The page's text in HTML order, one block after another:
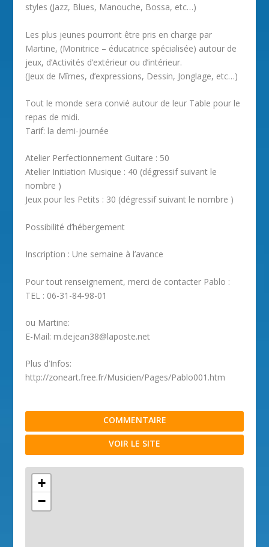
styles (Jazz, Blues, Manouche, Bossa, etc…)
Les plus jeunes pourront être pris en charge par
Martine, (Monitrice – éducatrice spécialisée) autour de
jeux, d’Activités d’extérieur ou d’intérieur.
(Jeux de Mîmes, d’expressions, Dessin, Jonglage, etc…)
Tout le monde sera convié autour de leur Table pour le
repas de midi.
Tarif: la demi-journée
Atelier Perfectionnement Guitare : 50
Atelier Initiation Musique : 40 (dégressif suivant le
nombre )
Jeux pour les Petits : 30 (dégressif suivant le nombre )
Possibilité d’hébergement
Inscription : Une semaine à l’avance
Pour tout renseignement, merci de contacter Pablo :
TEL : 06-31-84-98-01
ou Martine:
E-Mail: m.dejean38@laposte.net
Plus d’Infos:
http://zoneart.free.fr/Musicien/Pages/Pablo001.htm
COMMENTAIRE
VOIR LE SITE
+
−